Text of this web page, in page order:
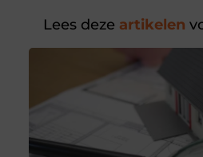
Lees deze artikelen